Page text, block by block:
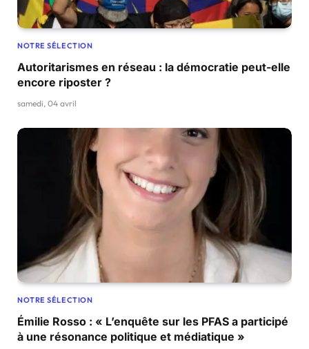
NOTRE SÉLECTION
Autoritarismes en réseau : la démocratie peut-elle
encore riposter ?
samedi, 04 avril
NOTRE SÉLECTION
Émilie Rosso : « L’enquête sur les PFAS a participé
à une résonance politique et médiatique »